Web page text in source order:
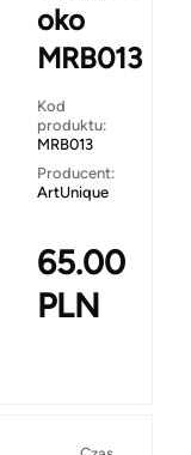
oko
MRB013
Kod
produktu:
MRB013
Producent:
ArtUnique
65.00
PLN